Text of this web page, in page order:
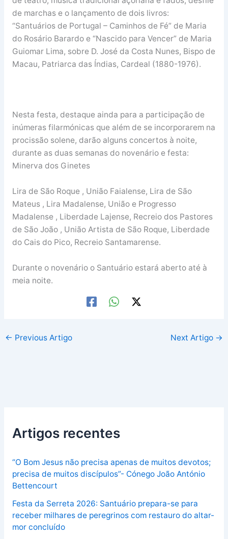
de marchas e o lançamento de dois livros:
“Santuários de Portugal – Caminhos de Fé” de Maria
do Rosário Barardo e “Nascido para Vencer” de Maria
Guiomar Lima, sobre D. José da Costa Nunes, Bispo de
Macau, Patriarca das Índias, Cardeal (1880-1976).
Nesta festa, destaque ainda para a participação de
inúmeras filarmónicas que além de se incorporarem na
procissão solene, darão alguns concertos à noite,
durante as duas semanas do novenário e festa:
Minerva dos Ginetes
Lira de São Roque , União Faialense, Lira de São
Mateus , Lira Madalense, União e Progresso
Madalense , Liberdade Lajense, Recreio dos Pastores
de São João , União Artista de São Roque, Liberdade
do Cais do Pico, Recreio Santamarense.
Durante o novenário o Santuário estará aberto até à
meia noite.
← Previous Artigo Next Artigo →
Artigos recentes
“O Bom Jesus não precisa apenas de muitos devotos;
precisa de muitos discípulos”- Cónego João António
Bettencourt
Festa da Serreta 2026: Santuário prepara-se para
receber milhares de peregrinos com restauro do altar-
mor concluído